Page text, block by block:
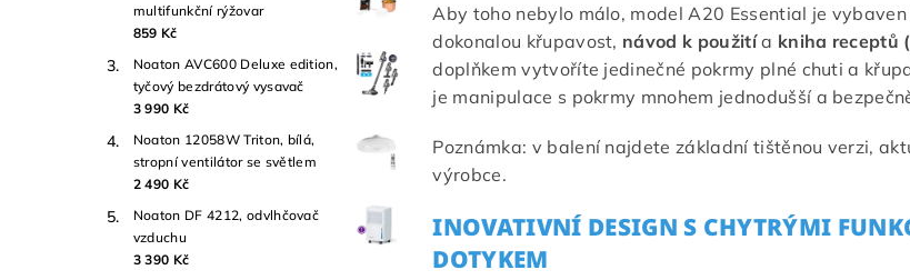
multifunkční rýžovar
859 Kč
Noaton AVC600 Deluxe edition,
tyčový bezdrátový vysavač
3 990 Kč
Noaton 12058W Triton, bílá,
stropní ventilátor se světlem
2 490 Kč
Noaton DF 4212, odvlhčovač
vzduchu
3 390 Kč
Aby toho nebylo málo, model A20 Essential je
dokonalou křupavost, návod k použitía kniha receptů
doplňkem vytvoříte jedinečné pokrmy plné chuti a
je manipulace s pokrmy mnohem jednodušší a
Poznámka: v balení najdete základní tištěnou verzi,
výrobce.
INOVATIVNÍ DESIGN S CHYTRÝMI
DOTYKEM